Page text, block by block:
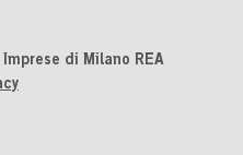
di Milano REA